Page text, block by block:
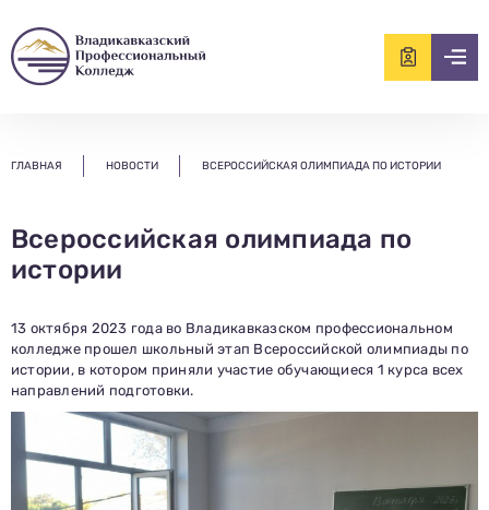
ГЛАВНАЯ НОВОСТИ ВСЕРОССИЙСКАЯ ОЛИМПИАДА ПО ИСТОРИИ
Всероссийская олимпиада по
истории
13 октября 2023 года во Владикавказском профессиональном
колледже прошел школьный этап Всероссийской олимпиады по
истории, в котором приняли участие обучающиеся 1 курса всех
направлений подготовки.